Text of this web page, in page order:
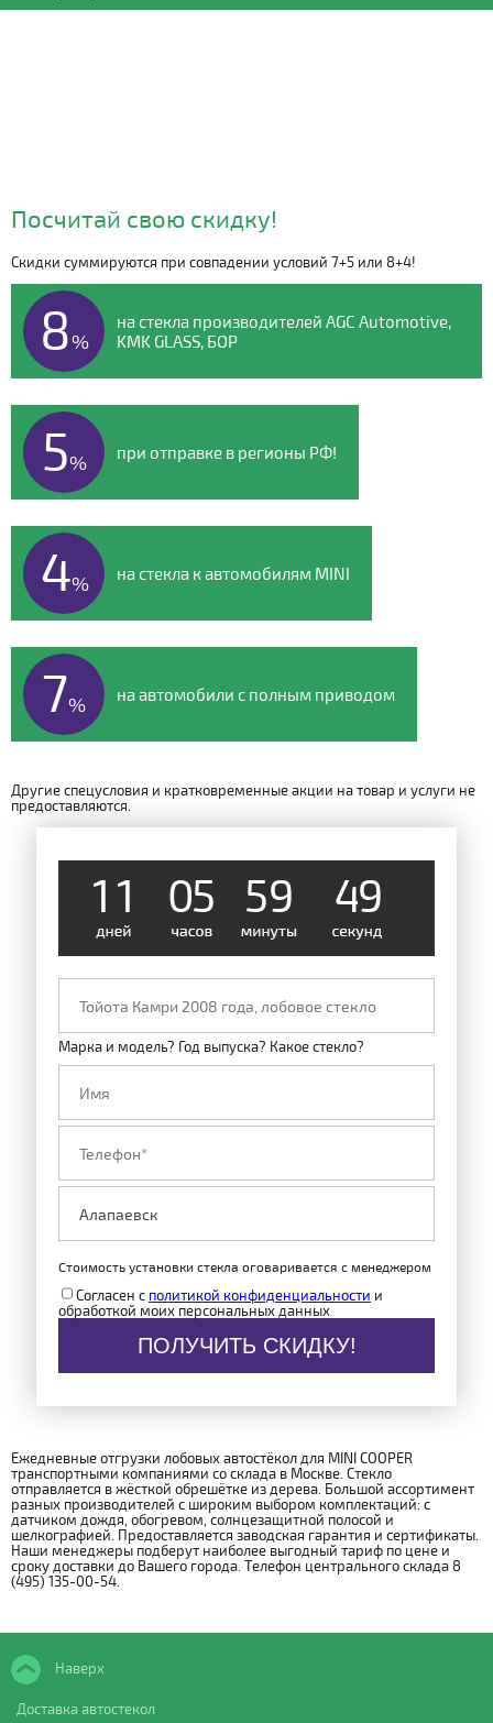
Видео о компании
Посчитай свою скидку!
Скидки суммируются при совпадении условий 7+5 или 8+4!
8%
на стекла производителей AGC Automotive,
KMK GLASS, БОР
5% при отправке в регионы РФ!
4% на стекла к автомобилям MINI
7% на автомобили с полным приводом
Другие спецусловия и кратковременные акции на товар и услуги не
предоставляются.
1 1 05 59 49
Марка и модель? Год выпуска? Какое стекло?
Стоимость установки стекла оговаривается с менеджером
Согласен с политикой конфиденциальности и
обработкой моих персональных данных
ПОЛУЧИТЬ СКИДКУ!
Ежедневные отгрузки лобовых автостёкол для MINI COOPER
транспортными компаниями со склада в Москве. Стекло
отправляется в жёсткой обрешётке из дерева. Большой ассортимент
разных производителей с широким выбором комплектаций: с
датчиком дождя, обогревом, солнцезащитной полосой и
шелкографией. Предоставляется заводская гарантия и сертификаты.
Наши менеджеры подберут наиболее выгодный тариф по цене и
сроку доставки до Вашего города. Телефон центрального склада 8
(495) 135-00-54.
Наверх
Доставка автостекол